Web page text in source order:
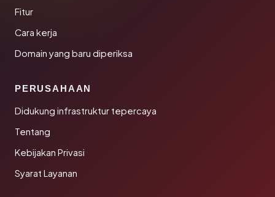
Fitur
Cara kerja
Domain yang baru diperiksa
PERUSAHAAN
Didukung infrastruktur tepercaya
Tentang
Kebijakan Privasi
Syarat Layanan